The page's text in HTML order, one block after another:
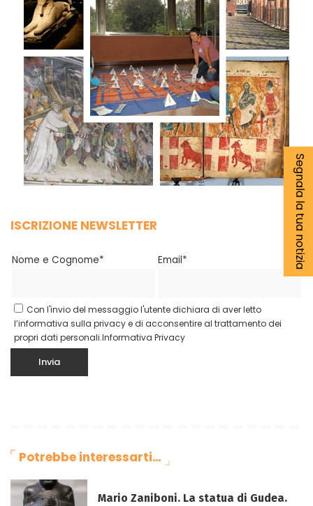
ISCRIZIONE NEWSLETTER
Nome e Cognome* Email*
Con l'invio del messaggio l'utente dichiara di aver letto
l’informativa sulla privacy e di acconsentire al trattamento dei
propri dati personali.Informativa Privacy
Potrebbe interessarti…
Mario Zaniboni. La statua di Gudea.
Segnala la tua notizia